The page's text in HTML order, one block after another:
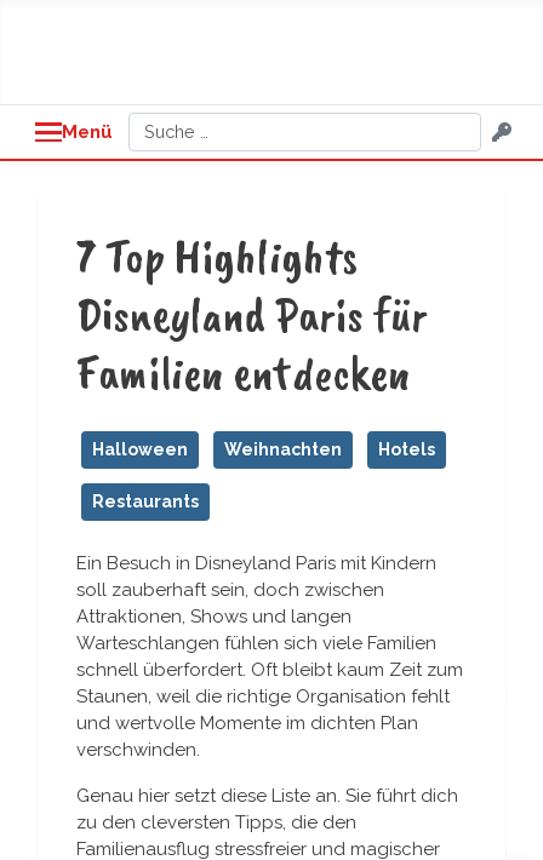
Menü Suchen
7 Top Highlights
Disneyland Paris für
Familien entdecken
Halloween Weihnachten Hotels
Restaurants
Ein Besuch in Disneyland Paris mit Kindern
soll zauberhaft sein, doch zwischen
Attraktionen, Shows und langen
Warteschlangen fühlen sich viele Familien
schnell überfordert. Oft bleibt kaum Zeit zum
Staunen, weil die richtige Organisation fehlt
und wertvolle Momente im dichten Plan
verschwinden.
Genau hier setzt diese Liste an. Sie führt dich
zu den cleversten Tipps, die den
Familienausflug stressfreier und magischer